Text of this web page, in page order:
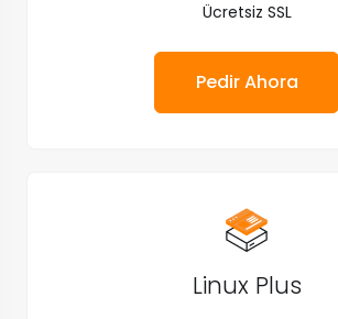
Ücretsiz SSL
Pedir Ahora
Linux Plus